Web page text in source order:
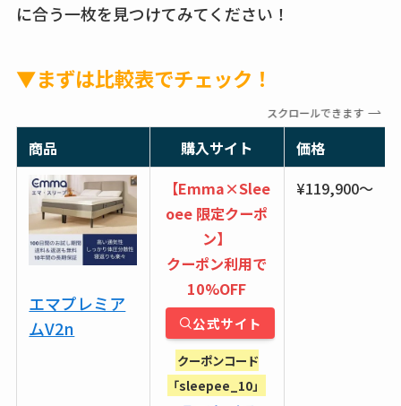
に合う一枚を見つけてみてください！
▼まずは比較表でチェック！
スクロールできます
商品 購入サイト 価格
エマプレミア
ムV2n
【Emma×Slee
oee 限定クーポ
ン】
クーポン利用で
10%OFF
公式サイト
クーポンコード
「sleepee_10」
¥119,900〜